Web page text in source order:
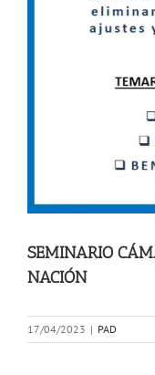
SEMINARIO
NACIÓN
17/04/2023 | PAD